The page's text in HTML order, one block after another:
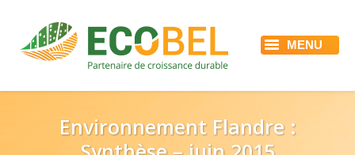
MENU
HOME
REFERENTIES
ACTUALITEIT
JOBS
Environnement Flandre :